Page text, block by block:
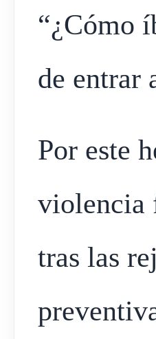
“¿Cómo
de entrar
Por este
violencia
tras las